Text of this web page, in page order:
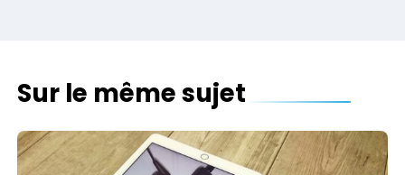
Sur le même sujet